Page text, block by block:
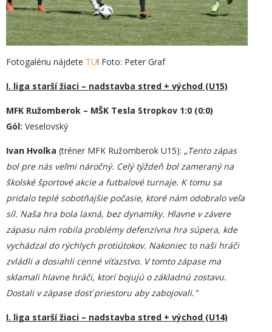
Fotogalériu nájdete TU! Foto: Peter Graf
I. liga starší žiaci – nadstavba stred + východ (U15)
MFK Ružomberok – MŠK Tesla Stropkov 1:0 (0:0)
Gól: Veselovský
Ivan Hvolka (tréner MFK Ružomberok U15): „Tento zápas
bol pre nás veľmi náročný. Celý týždeň bol zameraný na
školské športové akcie a futbalové turnaje. K tomu sa
pridalo teplé sobotňajšie počasie, ktoré nám odobralo veľa
síl. Naša hra bola laxná, bez dynamiky. Hlavne v závere
zápasu nám robila problémy defenzívna hra súpera, kde
vychádzal do rýchlych protiútokov. Nakoniec to naši hráči
zvládli a dosiahli cenné víťazstvo. V tomto zápase ma
sklamali hlavne hráči, ktorí bojujú o základnú zostavu.
Dostali v zápase dosť priestoru aby zabojovali."
I. liga starší žiaci – nadstavba stred + východ (U14)